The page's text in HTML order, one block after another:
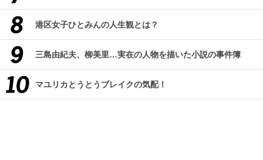
港区女子ひとみんの人生観とは？
三島由紀夫、柳美里…実在の人物を描いた小説の事件簿
マユリカとうとうブレイクの気配！